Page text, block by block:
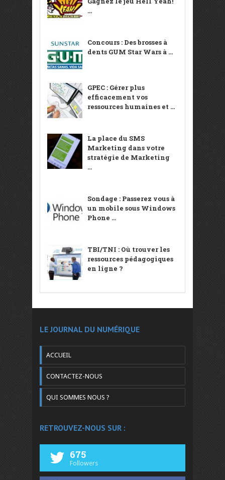
...
Concours : Des brosses à
dents GUM Star Wars à ...
GPEC : Gérer plus
efficacement vos
ressources humaines et ...
La place du SMS
Marketing dans votre
stratégie de Marketing
...
Sondage : Passerez vous à
un mobile sous Windows
Phone ...
TBI/TNI : Où trouver les
ressources pédagogiques
en ligne ?
LE JOURNAL DU NUMÉRIQUE
ACCUEIL
CONTACTEZ-NOUS
QUI SOMMES NOUS ?
RETROUVEZ-NOUS SUR :
675
Followers